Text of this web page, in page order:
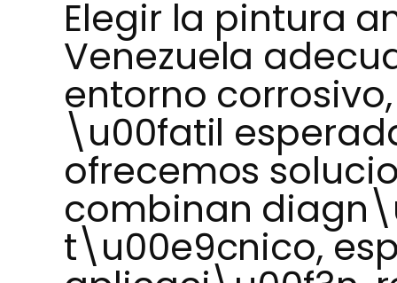
Elegir la pintura
Venezuela
entorno
\u00fatil
ofrecemos
combinan
t\u00e9cnico,